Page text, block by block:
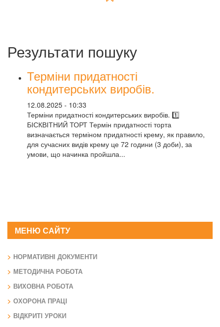
Результати пошуку
Терміни придатності
кондитерських виробів.
12.08.2025 - 10:33
Терміни придатності кондитерських виробів. 1️⃣
БІСКВІТНИЙ ТОРТ Термін придатності торта
визначається терміном придатності крему, як правило,
для сучасних видів крему це 72 години (3 доби), за
умови, що начинка пройшла...
МЕНЮ САЙТУ
НОРМАТИВНІ ДОКУМЕНТИ
МЕТОДИЧНА РОБОТА
ВИХОВНА РОБОТА
ОХОРОНА ПРАЦІ
ВІДКРИТІ УРОКИ